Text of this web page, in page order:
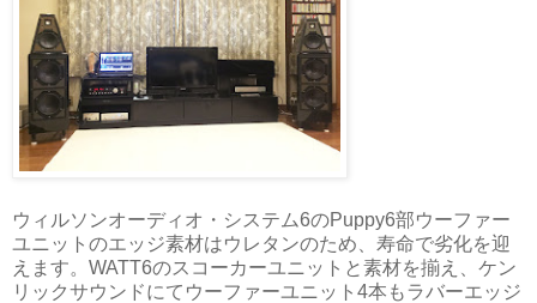
ウィルソンオーディオ・システム6のPuppy6部ウーファー
ユニットのエッジ素材はウレタンのため、寿命で劣化を迎
えます。WATT6のスコーカーユニットと素材を揃え、ケン
リックサウンドにてウーファーユニット4本もラバーエッジ